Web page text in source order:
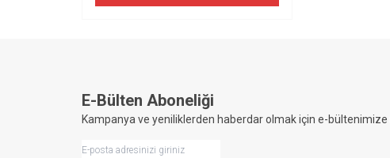
E-Bülten Aboneliği
Kampanya ve yeniliklerden haberdar olmak için e-bültenimize